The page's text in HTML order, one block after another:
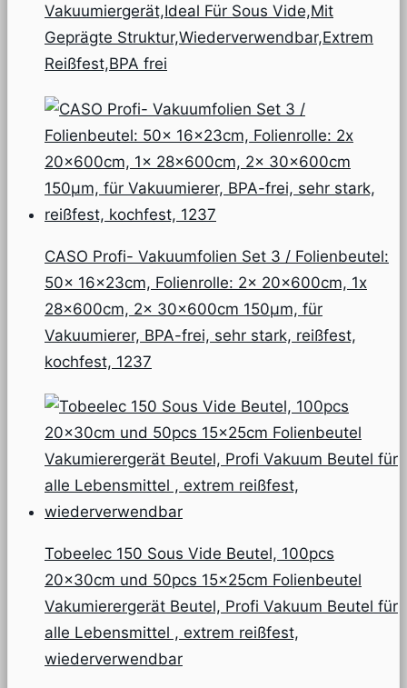
Vakuumiergerät,Ideal Für Sous Vide,Mit
Geprägte Struktur,Wiederverwendbar,Extrem
Reißfest,BPA frei
CASO Profi- Vakuumfolien Set 3 / Folienbeutel:
50x 16x23cm, Folienrolle: 2x 20x600cm, 1x
28x600cm, 2x 30x600cm 150µm, für
Vakuumierer, BPA-frei, sehr stark, reißfest,
kochfest, 1237
Tobeelec 150 Sous Vide Beutel, 100pcs
20x30cm und 50pcs 15x25cm Folienbeutel
Vakumierergerät Beutel, Profi Vakuum Beutel für
alle Lebensmittel , extrem reißfest,
wiederverwendbar